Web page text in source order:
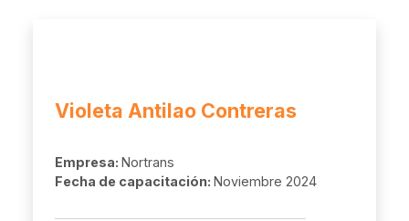
Violeta Antilao Contreras
Empresa: Nortrans
Fecha de capacitación: Noviembre 2024